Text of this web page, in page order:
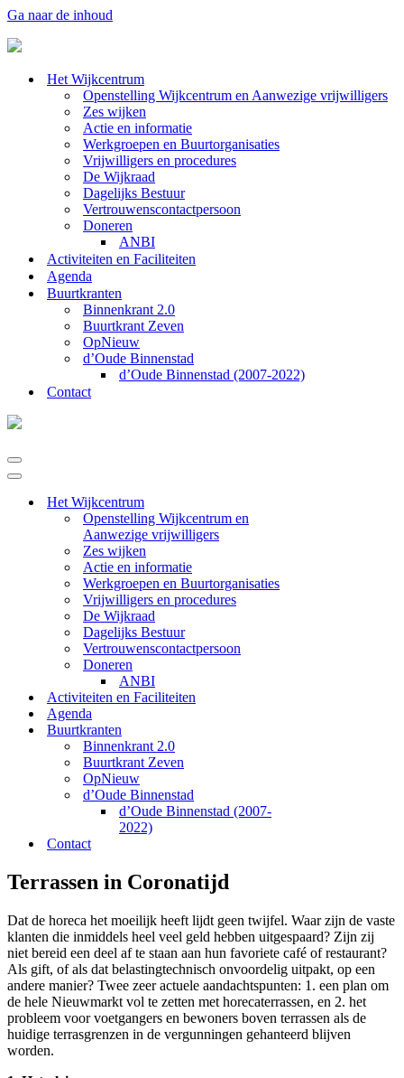
Ga naar de inhoud
Het Wijkcentrum
Openstelling Wijkcentrum en Aanwezige vrijwilligers
Zes wijken
Actie en informatie
Werkgroepen en Buurtorganisaties
Vrijwilligers en procedures
De Wijkraad
Dagelijks Bestuur
Vertrouwenscontactpersoon
Doneren
ANBI
Activiteiten en Faciliteiten
Agenda
Buurtkranten
Binnenkrant 2.0
Buurtkrant Zeven
OpNieuw
d’Oude Binnenstad
d’Oude Binnenstad (2007-2022)
Contact
Navigatie
Menu
Navigatie
Het Wijkcentrum
Openstelling Wijkcentrum en
Aanwezige vrijwilligers
Zes wijken
Actie en informatie
Werkgroepen en Buurtorganisaties
Vrijwilligers en procedures
De Wijkraad
Dagelijks Bestuur
Vertrouwenscontactpersoon
Doneren
ANBI
Activiteiten en Faciliteiten
Agenda
Buurtkranten
Binnenkrant 2.0
Buurtkrant Zeven
OpNieuw
d’Oude Binnenstad
d’Oude Binnenstad (2007-
2022)
Contact
Terrassen in Coronatijd
Dat de horeca het moeilijk heeft lijdt geen twijfel. Waar zijn de vaste
klanten die inmiddels heel veel geld hebben uitgespaard? Zijn zij
niet bereid een deel af te staan aan hun favoriete café of restaurant?
Als gift, of als dat belastingtechnisch onvoordelig uitpakt, op een
andere manier? Twee zeer actuele aandachtspunten: 1. een plan om
de hele Nieuwmarkt vol te zetten met horecaterrassen, en 2. het
probleem voor voetgangers en bewoners boven terrassen als de
huidige terrasgrenzen in de vergunningen gehanteerd blijven
worden.